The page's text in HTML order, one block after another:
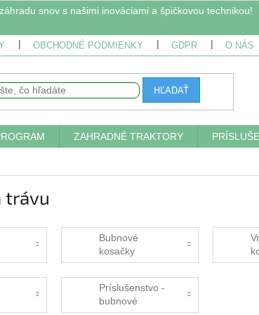
snov s našimi inováciami a špičkovou technikou!
OBCHODNÉ PODMIENKY GDPR O NÁS
HĽADAŤ
ZAHRADNÉ TRAKTORY
trávu
Bubnové
kosačky
Príslušenstvo -
bubnové